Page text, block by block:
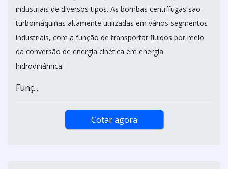
industriais de diversos tipos. As bombas centrífugas são
turbomáquinas altamente utilizadas em vários segmentos
industriais, com a função de transportar fluidos por meio
da conversão de energia cinética em energia
hidrodinâmica.
Funç...
Cotar agora